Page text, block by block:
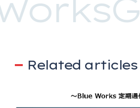
Related articles